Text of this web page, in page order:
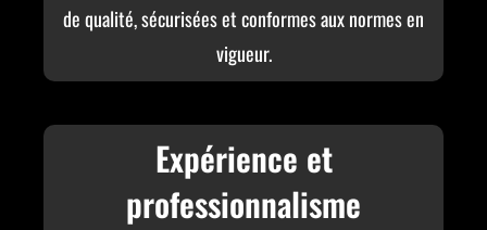
de qualité, sécurisées et conformes aux normes en
vigueur.
Expérience et
professionnalisme